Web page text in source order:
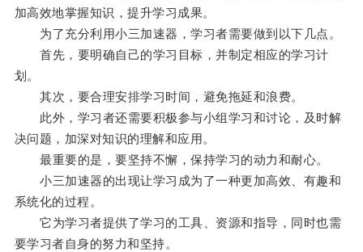
加高效地掌握知识，提升学习成果。
为了充分利用小三加速器，学习者需要做到以下几点。
首先，要明确自己的学习目标，并制定相应的学习计
划。
其次，要合理安排学习时间，避免拖延和浪费。
此外，学习者还需要积极参与小组学习和讨论，及时解
决问题，加深对知识的理解和应用。
最重要的是，要坚持不懈，保持学习的动力和耐心。
小三加速器的出现让学习成为了一种更加高效、有趣和
系统化的过程。
它为学习者提供了学习的工具、资源和指导，同时也需
要学习者自身的努力和坚持。